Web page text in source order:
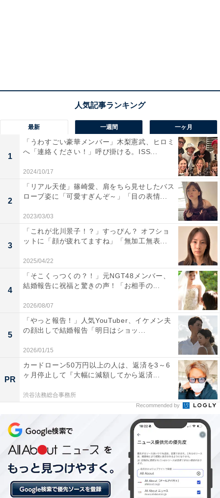
最新 一週間 一ヶ月
1
「うわすごい豪華メンバー」木梨憲武、ヒロミ
へ「連絡ください！」呼び掛ける。ISS...
2024/10/17
2
「リアル天使」篠崎愛、肩をちら見せしたバス
ローブ姿に「可愛すぎんぞ～」「目の表情...
2023/03/03
3
「これが北川景子！？」すっぴん？ オフショ
ットに「顔が疲れてますね」「無加工無表...
2025/04/22
4
「そこくっつくの？！」元NGT48メンバー、
結婚報告に祝福と驚きの声！「お相手の...
2026/08/07
5
「やっと報告！」人気YouTuber、イケメン夫
の顔出しで結婚報告「明日はショッ...
2026/01/15
PR
カードローン50万円以上の人は、返済を3～6
ヶ月停止して『大幅に減額してから返済...
渋谷法務総合事務所
Recommended by